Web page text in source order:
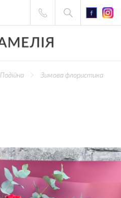
Подійна
Зимова флористика